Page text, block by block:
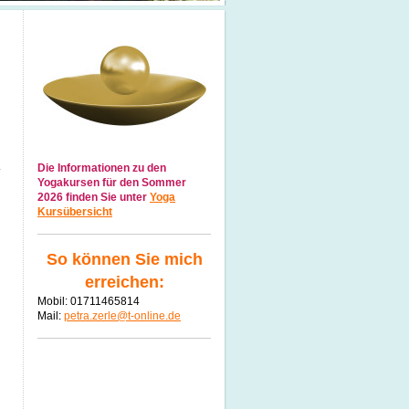
Die Informationen zu den
Yogakursen für den Sommer
2026 finden Sie unter Yoga
Kursübersicht
So können Sie mich
erreichen:
Mobil: 01711465814
Mail: petra.zerle@t-online.de